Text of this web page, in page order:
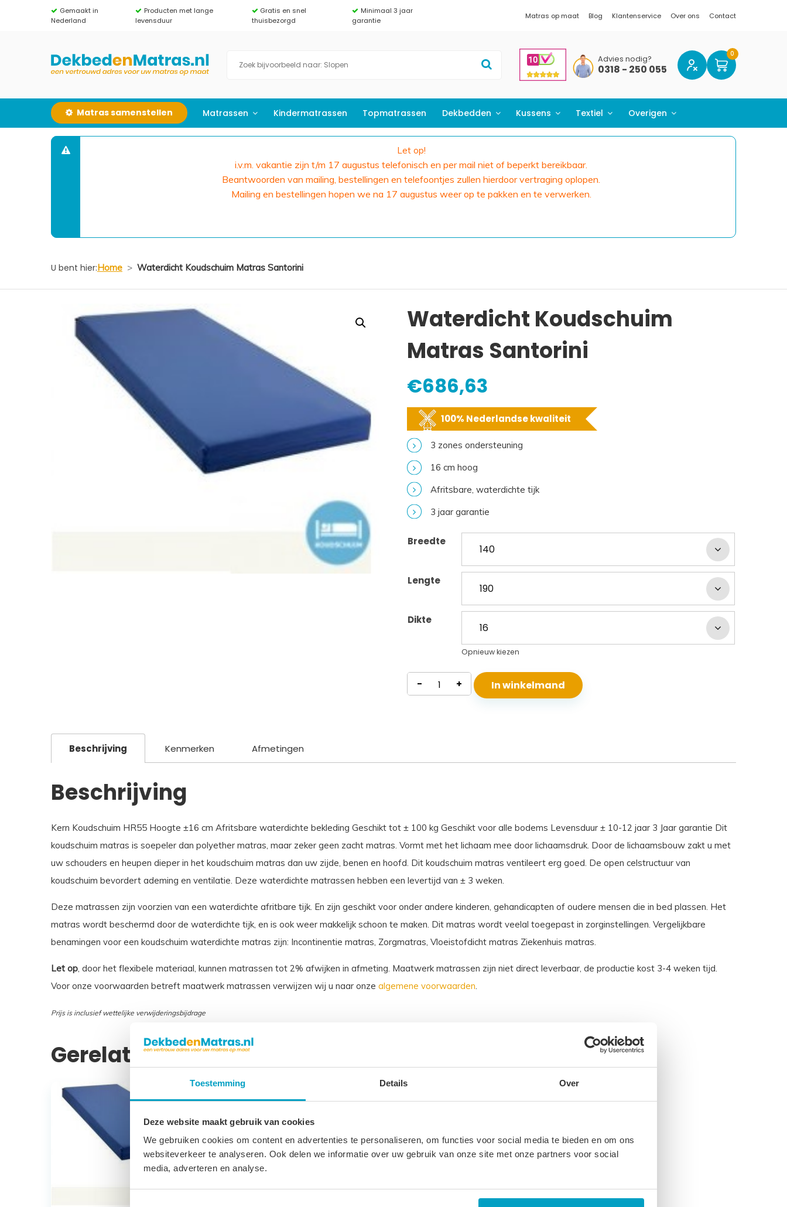
Toestemming Details Over
Deze website maakt gebruik van cookies
We gebruiken cookies om content en advertenties te personaliseren, om functies voor social media te bieden en om ons
websiteverkeer te analyseren. Ook delen we informatie over uw gebruik van onze site met onze partners voor social
media, adverteren en analyse.
Gemaakt in
Nederland
Producten met lange
levensduur
Gratis en snel
thuisbezorgd
Minimaal 3 jaar
garantie
Matras op maat Blog Klantenservice Over ons Contact
Advies nodig?
0318 - 250 055
Matras samenstellen Matrassen Kindermatrassen Topmatrassen Dekbedden Kussens Textiel Overigen
Let op!
i.v.m. vakantie zijn t/m 17 augustus telefonisch en per mail niet of beperkt bereikbaar.
Beantwoorden van mailing, bestellingen en telefoontjes zullen hierdoor vertraging oplopen.
Mailing en bestellingen hopen we na 17 augustus weer op te pakken en te verwerken.
U bent hier:Home > Waterdicht Koudschuim Matras Santorini
Waterdicht Koudschuim
Matras Santorini
€686,63
100% Nederlandse kwaliteit
3 zones ondersteuning
16 cm hoog
Afritsbare, waterdichte tijk
3 jaar garantie
Breedte
Lengte
Dikte
Opnieuw kiezen
Koudschuim
- + In winkelmand
Beschrijving Kenmerken Afmetingen
Beschrijving
Kern Koudschuim HR55 Hoogte ±16 cm Afritsbare waterdichte bekleding Geschikt tot ± 100 kg Geschikt voor alle bodems Levensduur ± 10-12 jaar 3 Jaar garantie Dit
koudschuim matras is soepeler dan polyether matras, maar zeker geen zacht matras. Vormt met het lichaam mee door lichaamsdruk. Door de lichaamsbouw zakt u met
uw schouders en heupen dieper in het koudschuim matras dan uw zijde, benen en hoofd. Dit koudschuim matras ventileert erg goed. De open celstructuur van
koudschuim bevordert ademing en ventilatie. Deze waterdichte matrassen hebben een levertijd van ± 3 weken.
Deze matrassen zijn voorzien van een waterdichte afritbare tijk. En zijn geschikt voor onder andere kinderen, gehandicapten of oudere mensen die in bed plassen. Het
matras wordt beschermd door de waterdichte tijk, en is ook weer makkelijk schoon te maken. Dit matras wordt veelal toegepast in zorginstellingen. Vergelijkbare
benamingen voor een koudschuim waterdichte matras zijn: Incontinentie matras, Zorgmatras, Vloeistofdicht matras Ziekenhuis matras.
Let op, door het flexibele materiaal, kunnen matrassen tot 2% afwijken in afmeting. Maatwerk matrassen zijn niet direct leverbaar, de productie kost 3-4 weken tijd.
Voor onze voorwaarden betreft maatwerk matrassen verwijzen wij u naar onze algemene voorwaarden.
Prijs is inclusief wettelijke verwijderingsbijdrage
Gerelateerde producten